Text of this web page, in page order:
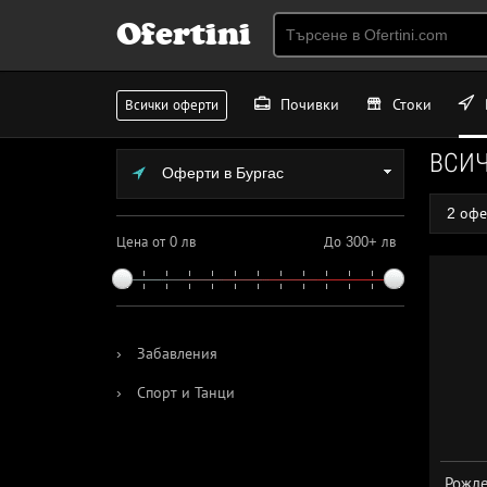
Ofertini
Всички оферти Почивки Стоки
Оферти в Бургас
Цена от 0 лв До 300+ лв
› Забавления
› Спорт и Танци
2